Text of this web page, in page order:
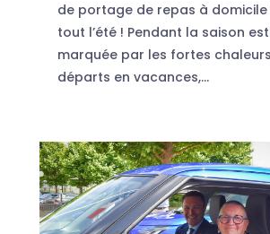
de portage de repas à
tout l’été ! Pendant la saison
marquée par les fortes
départs en vacances,...